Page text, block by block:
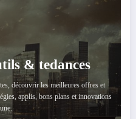
& tedances
découvrir les meilleures offres et
applis, bons plans et innovations